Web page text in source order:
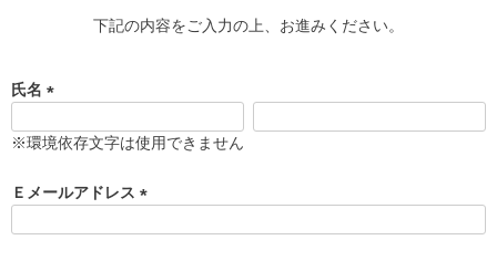
下記の内容をご入力の上、お進みください。
氏名
必
)
※環境依存文字は使用できません
Ｅメールアドレス